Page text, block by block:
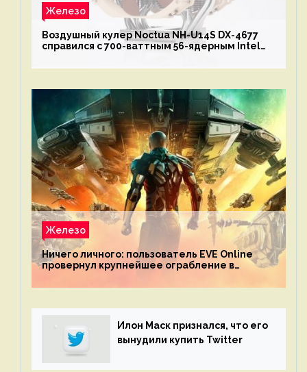
Железо
Воздушный кулер Noctua NH-U14S DX-4677
справился с 700-ваттным 56-ядерным Intel
Железо
Ничего личного: пользователь EVE Online
провернул крупнейшее ограбление в
механике
Илон Маск признался, что его
вынудили купить Twitter